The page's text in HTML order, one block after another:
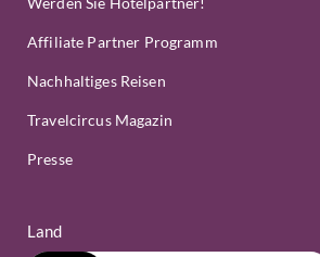
Affiliate Partner Programm
Nachhaltiges Reisen
Travelcircus Magazin
Presse
Land